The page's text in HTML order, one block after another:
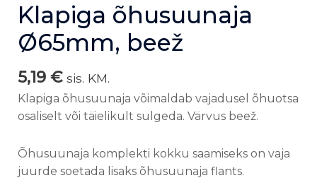
Klapiga õhusuunaja
Ø65mm, beež
5,19 € sis. KM.
Klapiga õhusuunaja võimaldab vajadusel õhuotsa
osaliselt või täielikult sulgeda. Värvus beež.
Õhusuunaja komplekti kokku saamiseks on vaja
juurde soetada lisaks õhusuunaja flants.